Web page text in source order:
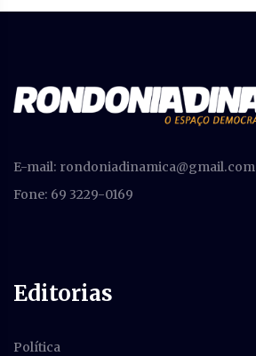
E-mail: rondoniadinamica@gmail.com
Fone: 69 3229-0169
Editorias
Política